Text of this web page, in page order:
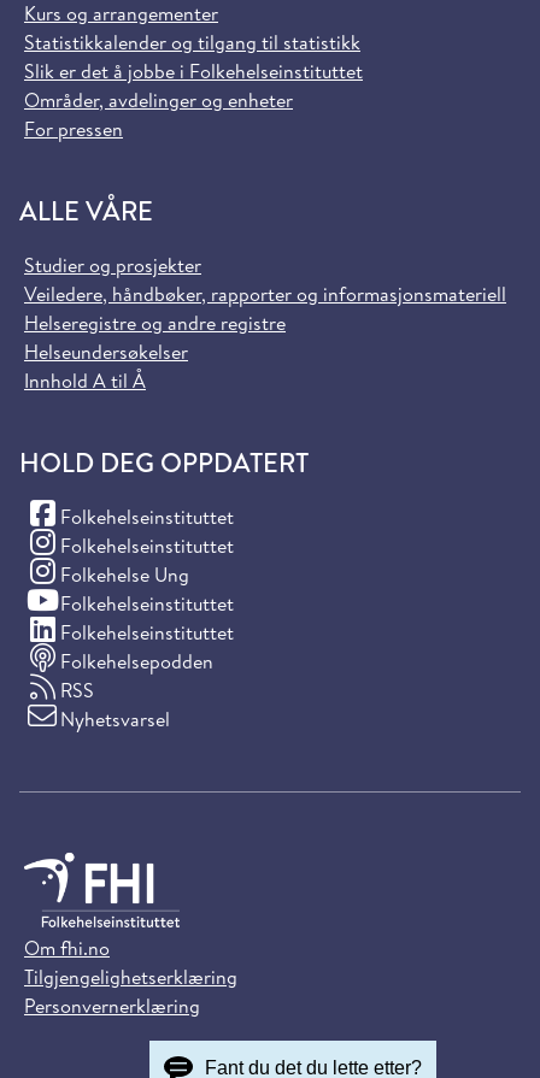
Kurs og arrangementer
Statistikkalender og tilgang til statistikk
Slik er det å jobbe i Folkehelseinstituttet
Områder, avdelinger og enheter
For pressen
ALLE VÅRE
Studier og prosjekter
Veiledere, håndbøker, rapporter og informasjonsmateriell
Helseregistre og andre registre
Helseundersøkelser
Innhold A til Å
HOLD DEG OPPDATERT
Folkehelseinstituttet
(Facebook)
Folkehelseinstituttet
(Instagram)
Folkehelse Ung
(Instagram)
Folkehelseinstituttet
(YouTube)
Folkehelseinstituttet
(LinkedIn)
Folkehelsepodden
RSS
Nyhetsvarsel
Om fhi.no
Tilgjengelighetserklæring
Personvernerklæring
Fant du det du lette etter?